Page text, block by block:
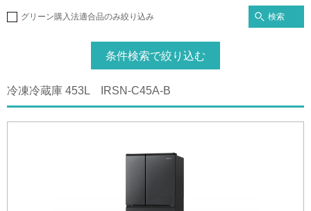
グリーン購入法適合品のみ絞り込み 検索
条件検索で絞り込む
冷凍冷蔵庫 453L IRSN-C45A-B